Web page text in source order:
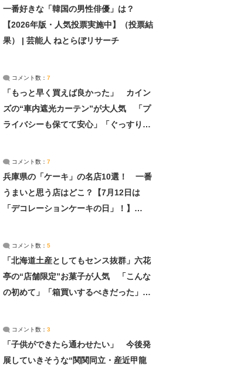
一番好きな「韓国の男性俳優」は？
【2026年版・人気投票実施中】（投票結
果） | 芸能人 ねとらぼリサーチ
コメント数： 7
「もっと早く買えば良かった」 カイン
ズの“車内遮光カーテン”が大人気 「プ
ライバシーも保てて安心」「ぐっすり眠
コメント数： 7
兵庫県の「ケーキ」の名店10選！ 一番
うまいと思う店はどこ？【7月12日は
「デコレーションケーキの日」！】
コメント数： 5
「北海道土産としてもセンス抜群」六花
亭の“店舗限定”お菓子が人気 「こんな
の初めて」「箱買いするべきだった」
コメント数： 3
「子供ができたら通わせたい」 今後発
展していきそうな“関関同立・産近甲龍